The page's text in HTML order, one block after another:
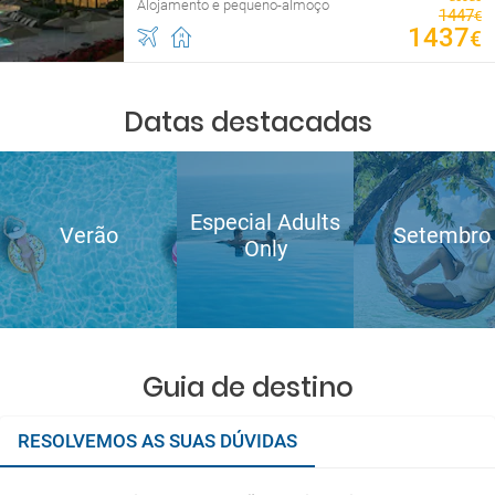
Alojamento e pequeno-almoço
1447€
1437€
Datas destacadas
Verão
Especial Adults
Only
Setembro
Guia de destino
RESOLVEMOS AS SUAS DÚVIDAS